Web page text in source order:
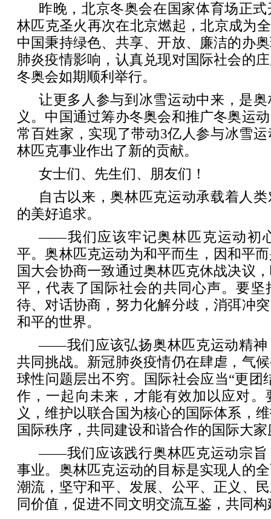
昨晚，北京冬奥会在国家体育场正
林匹克圣火再次在北京燃起，北京成为
中国秉持绿色、共享、开放、廉洁的办
肺炎疫情影响，认真兑现对国际社会的
冬奥会如期顺利举行。
让更多人参与到冰雪运动中来，是
义。中国通过筹办冬奥会和推广冬奥运
常百姓家，实现了带动3亿人参与冰雪
林匹克事业作出了新的贡献。
女士们、先生们、朋友们！
自古以来，奥林匹克运动承载着人
的美好追求。
——我们应该牢记奥林匹克运动初
平。奥林匹克运动为和平而生，因和平
国大会协商一致通过奥林匹克休战决议
平，代表了国际社会的共同心声。要坚
待、对话协商，努力化解分歧，消弭冲
和平的世界。
——我们应该弘扬奥林匹克运动精神
共同挑战。新冠肺炎疫情仍在肆虐，气
球性问题层出不穷。国际社会应当“更团
作，一起向未来，才能有效加以应对。
义，维护以联合国为核心的国际体系，
国际秩序，共同建设和谐合作的国际大家
——我们应该践行奥林匹克运动宗旨
事业。奥林匹克运动的目标是实现人的
潮流，坚守和平、发展、公平、正义、
同价值，促进不同文明交流互鉴，共同